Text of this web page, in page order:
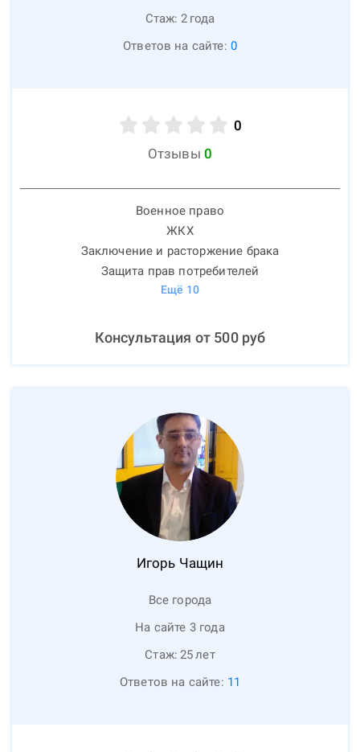
Стаж: 2 года
Ответов на сайте: 0
0
Отзывы 0
Военное право
ЖКХ
Заключение и расторжение брака
Защита прав потребителей
Ещё 10
Консультация от 500руб
Игорь Чащин
Все города
На сайте 3 года
Стаж: 25лет
Ответов на сайте: 11